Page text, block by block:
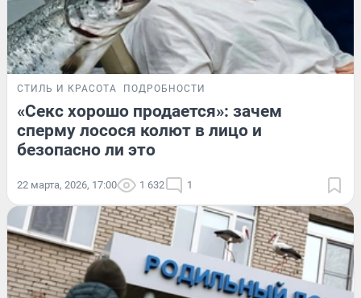
СТИЛЬ И КРАСОТА ПОДРОБНОСТИ
«Секс хорошо продается»: зачем
сперму лосося колют в лицо и
безопасно ли это
22 марта, 2026, 17:00 1 632 1